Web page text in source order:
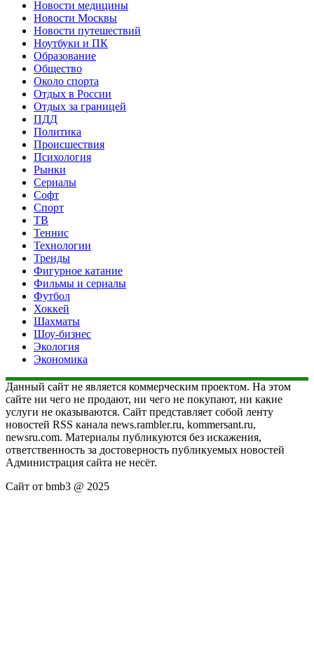
Новости медицины
Новости Москвы
Новости путешествий
Ноутбуки и ПК
Образование
Общество
Около спорта
Отдых в России
Отдых за границей
ПДД
Политика
Происшествия
Психология
Рынки
Сериалы
Софт
Спорт
ТВ
Теннис
Технологии
Тренды
Фигурное катание
Фильмы и сериалы
Футбол
Хоккей
Шахматы
Шоу-бизнес
Экология
Экономика
Данный сайт не является коммерческим проектом. На этом
сайте ни чего не продают, ни чего не покупают, ни какие
услуги не оказываются. Сайт представляет собой ленту
новостей RSS канала news.rambler.ru, kommersant.ru,
newsru.com. Материалы публикуются без искажения,
ответственность за достоверность публикуемых новостей
Администрация сайта не несёт.
Сайт от bmb3 @ 2025